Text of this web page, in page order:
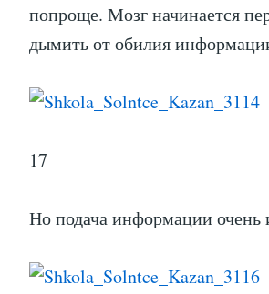
попроще. Мозг начинается
дымить от обилия
17
Но подача информации очень